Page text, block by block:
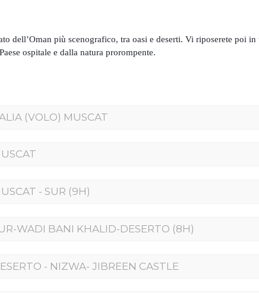
dell’Oman più scenografico, tra oasi e deserti. Vi riposerete poi
ospitale e dalla natura prorompente.
(VOLO) MUSCAT
- SUR (9H)
WADI BANI KHALID-DESERTO (8H)
- NIZWA- JIBREEN CASTLE